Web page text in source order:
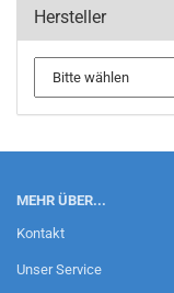
Hersteller
MEHR ÜBER...
Kontakt
Unser Service